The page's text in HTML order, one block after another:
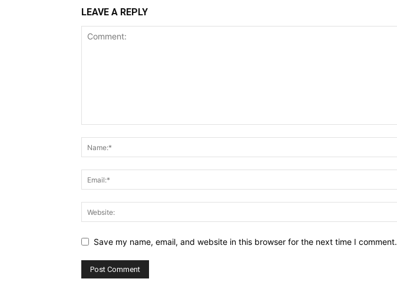
LEAVE A REPLY
Save my name, email, and website in this browser for the next time I comment.